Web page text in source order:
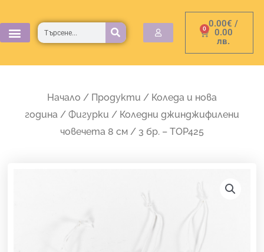
to
content
0.00€ /
0.00
лв.
0
Cart
Търсене
Начало / Продукти / Коледа и нова
година / Фигурки / Коледни джинджифилени
човечета 8 см / 3 бр. – TOP425